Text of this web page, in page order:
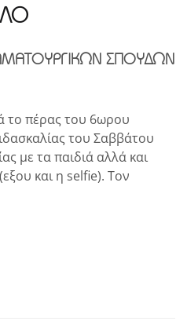
ΣΠΟΥΔΩΝ
το πέρας του 6ωρου
του Σαββάτου
με τα παιδιά αλλά και
και η selfie). Τον